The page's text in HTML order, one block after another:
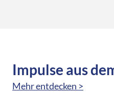
Impulse aus
Mehr entdecken >